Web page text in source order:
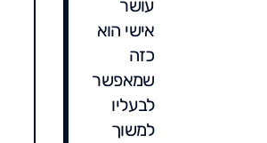
עושר
אישי הוא
כזה
שמאפשר
לבעליו
למשוך